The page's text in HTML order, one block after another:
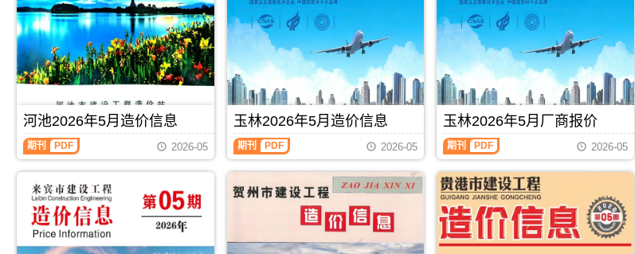
纷
调
解
析
峨
县、
兰
县、
巴
马
县、
凤
山
县.，
用
于
河
池
工
程
布，
玉
林
信
息
价
区
域：
玉
林
市、
陆
川
县、
兴
用
于
宾
工
程
施
工
图
预
算
编
制，
属
宾
贵
港
息
价
包
含
区
域：
贵
港
市、
桂
平
市、
南
设
工
程
造
价
信
息）
刊，
由
桂
林
市
设
程
价
工
程
价
信
息）
期
刊，
由
崇
左
市
设
造
价
息）
期
刊，
由
北
海
市
建
设
工
程
造
价
信
息
河池2026年5月造价信息
河
池
造
信
期刊 PDF 2026-05
玉林2026年5月造价信息
期刊 PDF 2026-05
玉林2026年5月厂商报价
玉
林
年
5
月
厂
商
报
期刊 PDF 2026-05